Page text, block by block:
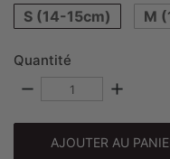
S (14-15cm) M
Quantité
remove add
AJOUTER AU